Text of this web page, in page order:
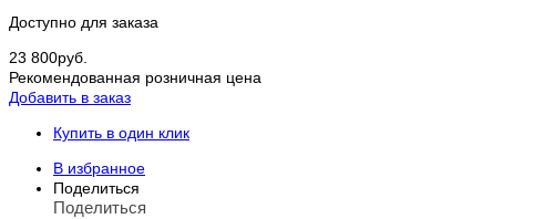
Доступно для заказа
23 800руб.
Рекомендованная розничная цена
Добавить в заказ
Купить в один клик
В избранное
Поделиться
Поделиться